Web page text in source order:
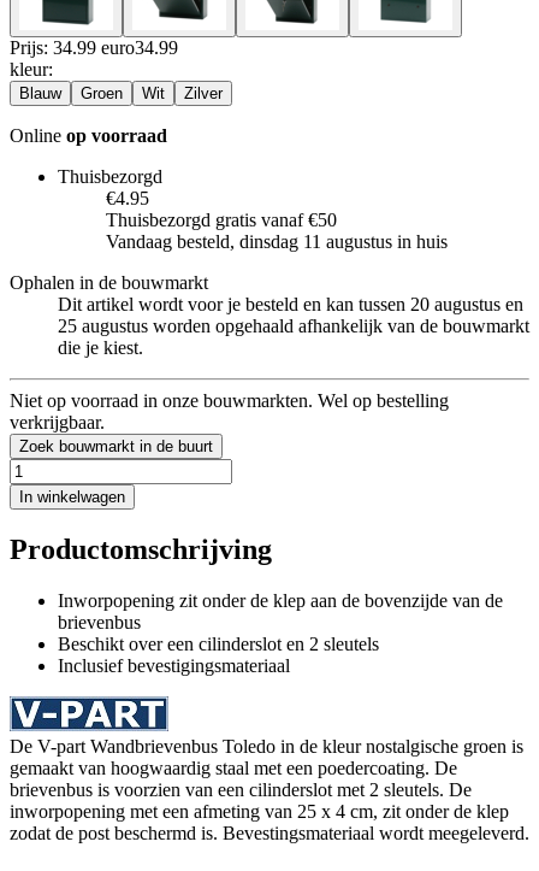
Prijs: 34.99 euro34.99
kleur:
Blauw Groen Wit Zilver
Online op voorraad
Thuisbezorgd
€4.95
Thuisbezorgd gratis vanaf €50
Vandaag besteld, dinsdag 11 augustus in huis
Ophalen in de bouwmarkt
Dit artikel wordt voor je besteld en kan tussen 20 augustus en
25 augustus worden opgehaald afhankelijk van de bouwmarkt
die je kiest.
Niet op voorraad in onze bouwmarkten. Wel op bestelling
verkrijgbaar.
Zoek bouwmarkt in de buurt
In winkelwagen
Productomschrijving
Inworpopening zit onder de klep aan de bovenzijde van de
brievenbus
Beschikt over een cilinderslot en 2 sleutels
Inclusief bevestigingsmateriaal
De V-part Wandbrievenbus Toledo in de kleur nostalgische groen is
gemaakt van hoogwaardig staal met een poedercoating. De
brievenbus is voorzien van een cilinderslot met 2 sleutels. De
inworpopening met een afmeting van 25 x 4 cm, zit onder de klep
zodat de post beschermd is. Bevestingsmateriaal wordt meegeleverd.